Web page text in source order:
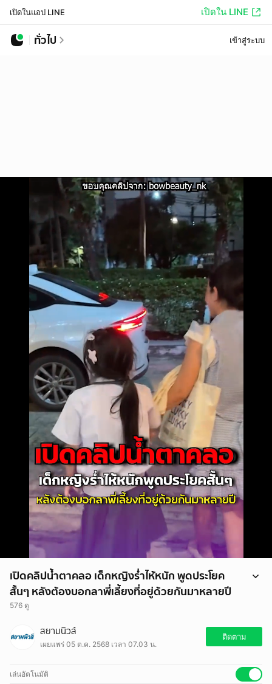
เปิดในแอป LINE เปิดใน LINE
ทั่วไป เข้าสู่ระบบ
เปิดคลิปน้ำตาคลอ เด็กหญิงร่ำไห้หนัก พูดประโยค
สั้นๆ หลังต้องบอกลาพี่เลี้ยงที่อยู่ด้วยกันมาหลายปี
576 ดู
ตั้งแต่อายุ 4 ขวบ และอยู่ด้วยกันมากว่า 4 ปี กำลังจะลาออกเพื่อไปคลอดลูก
สยามนิวส์
เผยแพร่ 05 ต.ค. 2568 เวลา 07.03 น.
ติดตาม
เล่นอัตโนมัติ